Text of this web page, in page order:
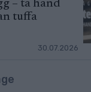
– ta hand
tuffa
30.07.2026